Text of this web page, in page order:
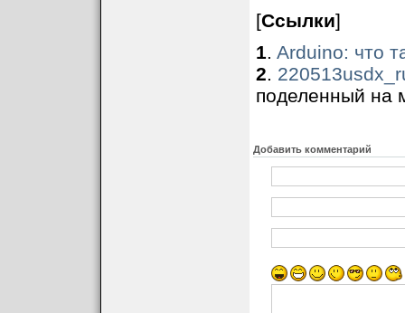
[Ссылки]
1 Arduino: что
2
поделенный на
Добавить комментарий